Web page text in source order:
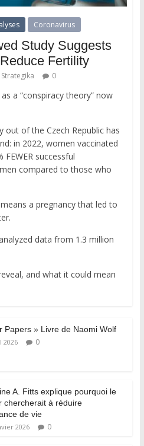
Coronavirus
Study Suggests
Fertility
0
a “conspiracy theory” now
out of the Czech Republic has
in 2022, women vaccinated
FEWER successful
compared to those who
a pregnancy that led to
data from 1.3 million
and what it could mean
Papers » Livre de Naomi Wolf
2026 0
A. Fitts explique pourquoi le
chercherait à réduire
de vie
2026 0